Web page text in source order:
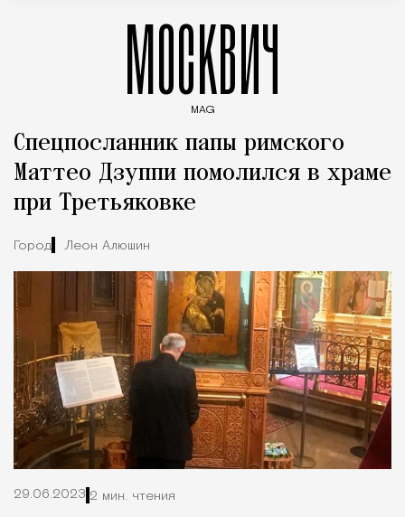
МОСКВИЧ
MAG
Спецпосланник папы римского
Маттео Дзуппи помолился в храме
при Третьяковке
Город Леон Алюшин
29.06.2023 2 мин. чтения